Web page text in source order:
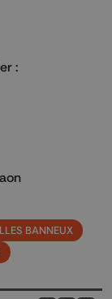
:
BANNEUX